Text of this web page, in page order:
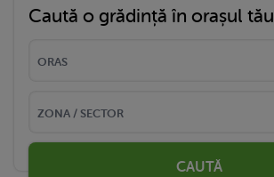
Caută o grădință în orașul tău
CAUTĂ